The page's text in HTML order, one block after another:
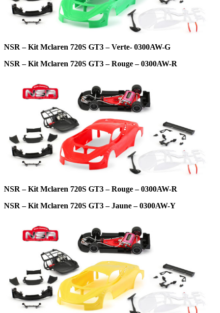
NSR – Kit Mclaren 720S GT3 – Verte- 0300AW-G
NSR – Kit Mclaren 720S GT3 – Rouge – 0300AW-R
NSR – Kit Mclaren 720S GT3 – Rouge – 0300AW-R
NSR – Kit Mclaren 720S GT3 – Jaune – 0300AW-Y